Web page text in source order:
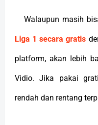
Walaupun masih
Liga 1 secara gratis
platform, akan lebih
Vidio. Jika pakai
rendah dan rentang